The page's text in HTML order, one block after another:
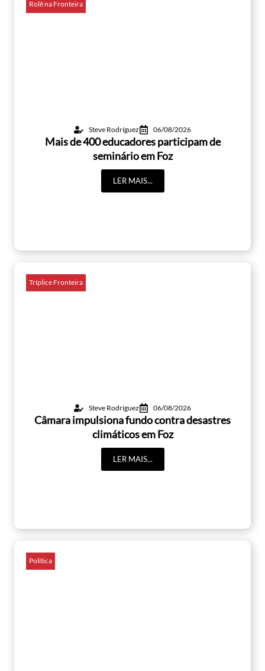
Rolê na Fronteira
Steve Rodríguez 06/08/2026
Mais de 400 educadores participam de
seminário em Foz
LER MAIS...
Tríplice Fronteira
Steve Rodríguez 06/08/2026
Câmara impulsiona fundo contra desastres
climáticos em Foz
LER MAIS...
Política